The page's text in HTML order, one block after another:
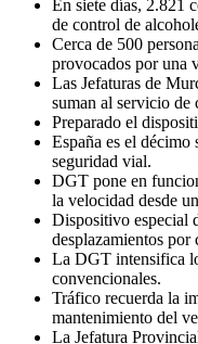
En siete días, 2.821
de control de
Cerca de 500
provocados por una
Las Jefaturas de
suman al servicio de
Preparado el
España es el
seguridad vial.
DGT pone en
la velocidad desde
Dispositivo especial
desplazamientos por
La DGT intensifica
convencionales.
Tráfico recuerda la
mantenimiento del
La Jefatura